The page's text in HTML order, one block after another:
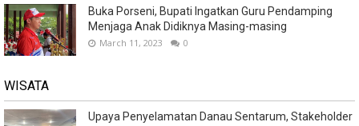
Buka Porseni, Bupati Ingatkan Guru Pendamping
Menjaga Anak Didiknya Masing-masing
March 11, 2023 0
WISATA
Upaya Penyelamatan Danau Sentarum, Stakeholder